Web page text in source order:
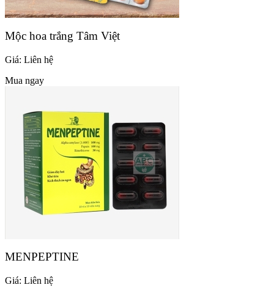
Mộc hoa trắng Tâm Việt
Giá: Liên hệ
Mua ngay
MENPEPTINE
Giá: Liên hệ